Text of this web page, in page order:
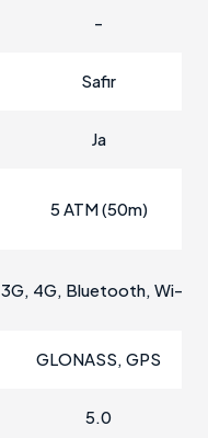
-
Safir
Ja
5 ATM (50m)
3G, 4G, Bluetooth, Wi-Fi
GLONASS, GPS
5.0